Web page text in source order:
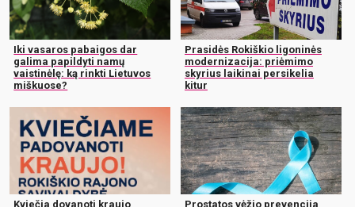
Iki vasaros pabaigos dar
galima papildyti namų
vaistinėlę: ką rinkti Lietuvos
miškuose?
Prasidės Rokiškio ligoninės
modernizacija: priėmimo
skyrius laikinai persikelia
kitur
Kviečia dovanoti kraujo Prostatos vėžio prevencija